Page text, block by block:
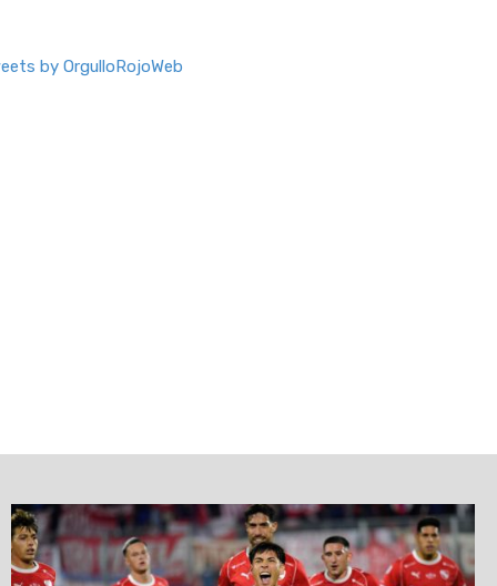
by OrgulloRojoWeb